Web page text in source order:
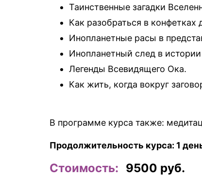
Таинственные загадки
Как разобраться в конфетках
Инопланетные расы в
Инопланетный след в
Легенды Всевидящего Ока.
Как жить, когда вокруг
В программе курса также:
Продолжительность курса: 1
Стоимость: 9500 руб.